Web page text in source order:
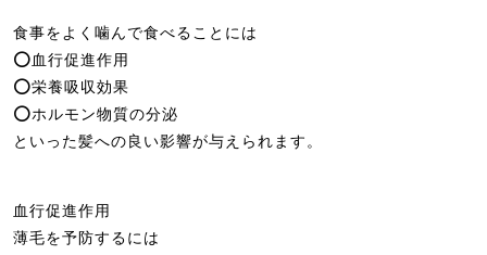
食事をよく噛んで食べることには
⭕️血行促進作用
⭕️栄養吸収効果
⭕️ホルモン物質の分泌
といった髪への良い影響が与えられます。
血行促進作用
薄毛を予防するには